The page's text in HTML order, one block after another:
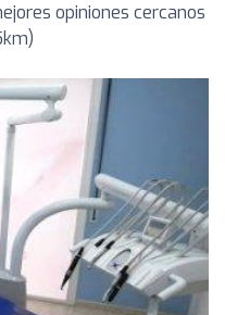
opiniones cercanos